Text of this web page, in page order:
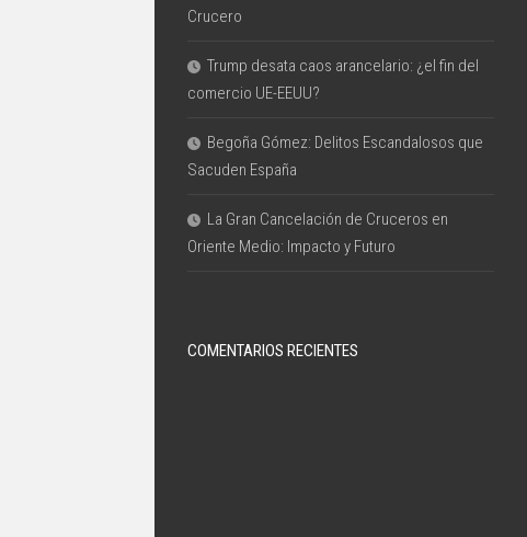
Crucero
Trump desata caos arancelario: ¿el fin del
comercio UE-EEUU?
Begoña Gómez: Delitos Escandalosos que
Sacuden España
La Gran Cancelación de Cruceros en
Oriente Medio: Impacto y Futuro
COMENTARIOS RECIENTES